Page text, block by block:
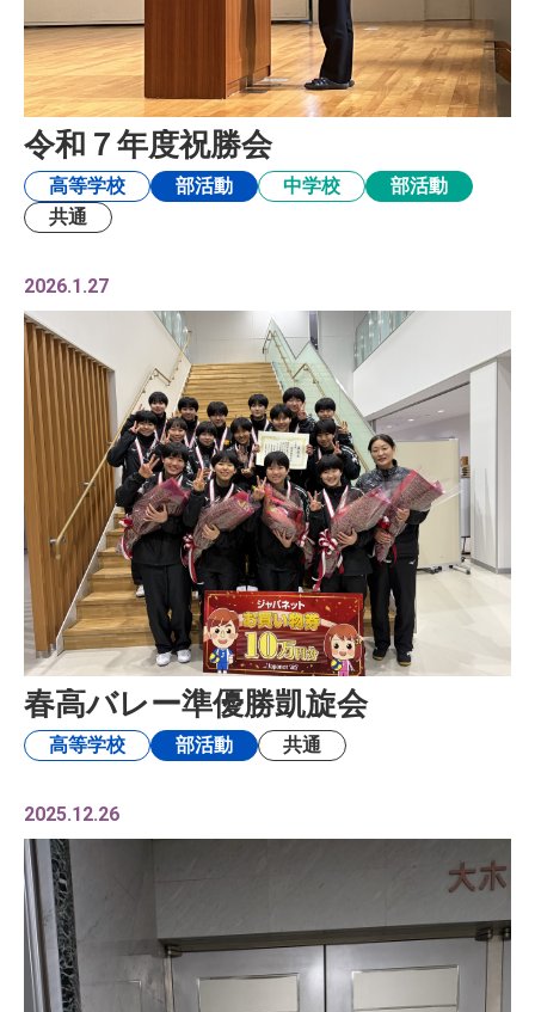
令和７年度祝勝会
高等学校 部活動 中学校
部活動
共通
2026.1.27
春高バレー準優勝凱旋会
高等学校 部活動 共通
2025.12.26